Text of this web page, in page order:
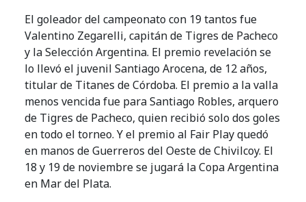
El goleador del campeonato con 19 tantos fue
Valentino Zegarelli, capitán de Tigres de Pacheco
y la Selección Argentina. El premio revelación se
lo llevó el juvenil Santiago Arocena, de 12 años,
titular de Titanes de Córdoba. El premio a la valla
menos vencida fue para Santiago Robles, arquero
de Tigres de Pacheco, quien recibió solo dos goles
en todo el torneo. Y el premio al Fair Play quedó
en manos de Guerreros del Oeste de Chivilcoy. El
18 y 19 de noviembre se jugará la Copa Argentina
en Mar del Plata.